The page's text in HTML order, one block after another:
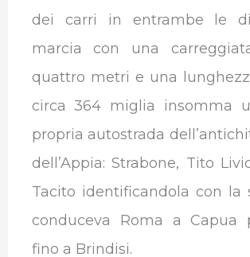
dei carri in entrambe le
marcia con una
quattro metri e una
circa 364 miglia insomma
propria autostrada
dell’Appia: Strabone, Tito
Tacito identificandola con la
conduceva Roma a Capua
fino a Brindisi.